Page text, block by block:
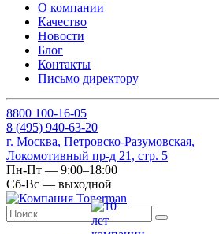
О компании
Качество
Новости
Блог
Контакты
Письмо директору
8800 100-16-05
8 (495) 940-63-20
г. Москва, Петровско-Разумовская,
Локомотивный пр-д 21, стр. 5
Пн-Пт — 9:00–18:00
Сб-Вс — выходной